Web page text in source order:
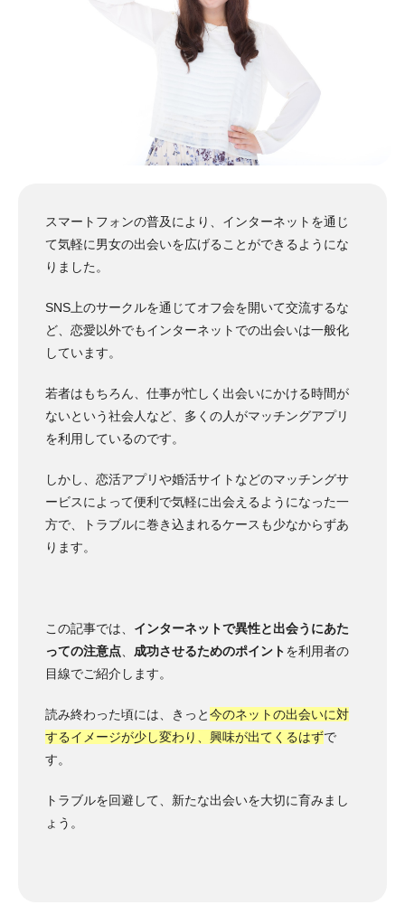
スマートフォンの普及により、インターネットを通じ
て気軽に男女の出会いを広げることができるようにな
りました。
SNS上のサークルを通じてオフ会を開いて交流するな
ど、恋愛以外でもインターネットでの出会いは一般化
しています。
若者はもちろん、仕事が忙しく出会いにかける時間が
ないという社会人など、多くの人がマッチングアプリ
を利用しているのです。
しかし、 恋活アプリや婚活サイト などのマッチングサ
ービスによって便利で気軽に出会えるようになった一
方で、トラブルに巻き込まれるケースも少なからずあ
ります。
この記事では、 インターネットで異性と出会うにあた
っての注意点、 成功させるためのポイントを利用者の
目線でご紹介します。
読み終わった頃には、きっと今のネットの出会いに対
するイメージが少し変わり、興味が出てくるはずで
す。
トラブルを回避して、新たな出会いを大切に育みまし
ょう。